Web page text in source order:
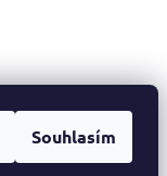
Souhlasím